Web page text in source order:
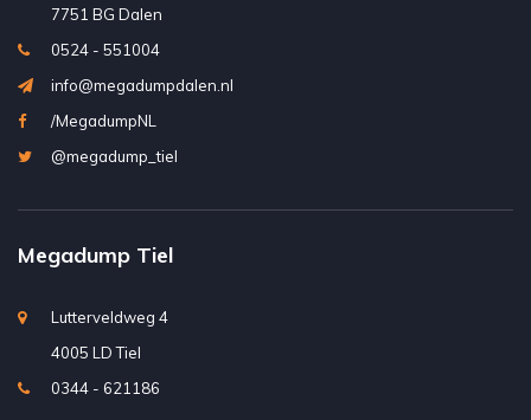
7751 BG Dalen
0524 - 551004
info@megadumpdalen.nl
/MegadumpNL
@megadump_tiel
Megadump Tiel
Lutterveldweg 4
4005 LD Tiel
0344 - 621186